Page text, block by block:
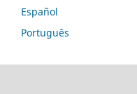
Español
Português